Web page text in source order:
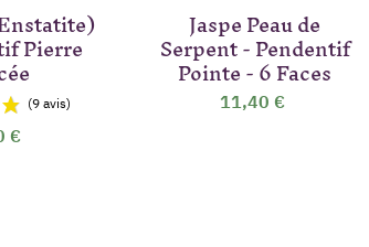
(5 avis)
Pierre
€
Jaspe Peau de
Serpent - Pendentif
Pointe - 6 Faces
11,40 €